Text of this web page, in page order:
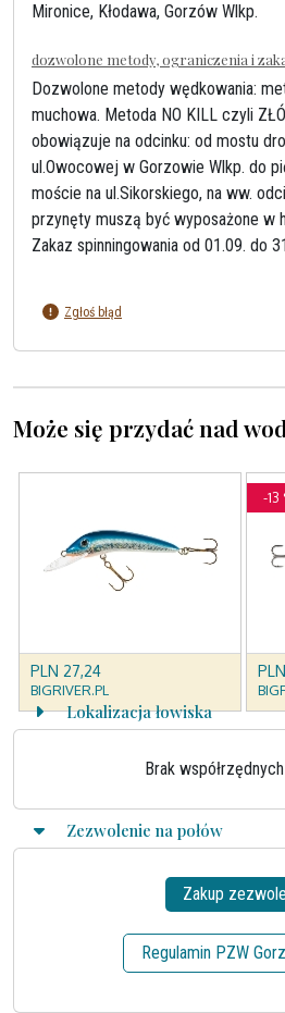
Mironice, Kłodawa, Gorzów Wlkp.
dozwolone metody, ograniczenia i
Dozwolone metody wędkowania:
muchowa. Metoda NO KILL czyli
obowiązuje na odcinku: od mostu
ul.Owocowej w Gorzowie Wlkp. do
moście na ul.Sikorskiego, na ww.
przynęty muszą być wyposażone w
Zakaz spinningowania od 01.09. do
Zgłoś błąd
Może się przydać nad
Lokalizacja łowiska
Brak
Zezwolenie na połów
Zakup
Regulamin PZW